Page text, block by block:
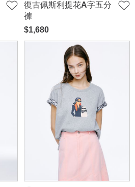
復古佩斯利提花A字五分
褲
$1,680